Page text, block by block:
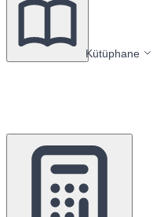
Kütüphane